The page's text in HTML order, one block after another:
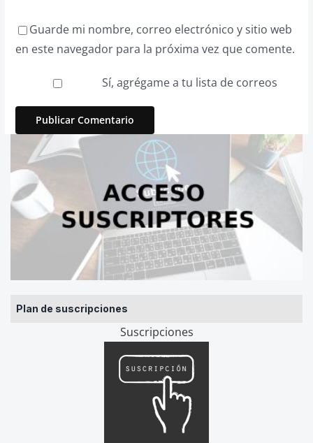
Plan de suscripciones
Suscripciones
Guarde mi nombre, correo electrónico y sitio web
en este navegador para la próxima vez que comente.
Sí, agrégame a tu lista de correos